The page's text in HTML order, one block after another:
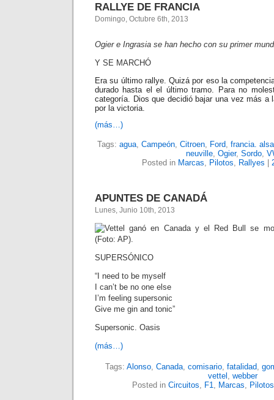
RALLYE DE FRANCIA
Domingo, Octubre 6th, 2013
Ogier e Ingrasia se han hecho con su primer
Y SE MARCHÓ
Era su último rallye. Quizá por eso la
durado hasta el el último tramo. Para no
categoría. Dios que decidió bajar una vez más a
por la victoria.
(más…)
Tags: agua, Campeón, Citroen, Ford, francia.
neuville, Ogier, Sordo,
Posted in Marcas, Pilotos, Rallyes
APUNTES DE CANADÁ
Lunes, Junio 10th, 2013
SUPERSÓNICO
“I need to be myself
I can’t be no one else
I’m feeling supersonic
Give me gin and tonic”
Supersonic. Oasis
(más…)
Tags: Alonso, Canada, comisario, fatalidad,
vettel , webber
Posted in Circuitos, F1, Marcas, Pilotos